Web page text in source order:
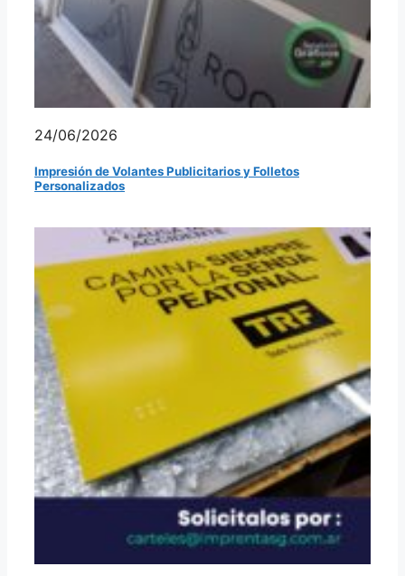
24/06/2026
Impresión de Volantes Publicitarios y Folletos
Personalizados